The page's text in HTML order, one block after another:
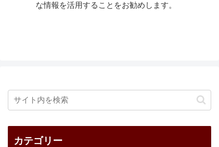
な情報を活用することをお勧めします。
カテゴリー